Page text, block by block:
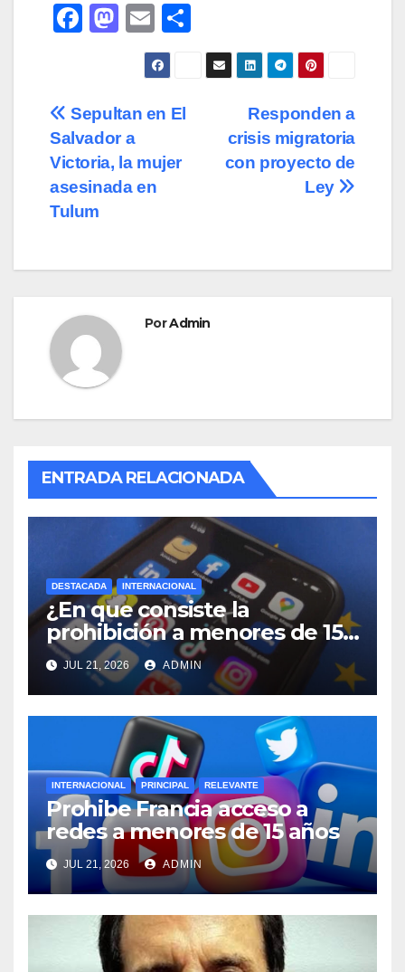
F
e
b
o
o
k
M
o
d
o
n
E
m
ail
o
m
Navegación
de
entradas
Responden a
crisis migratoria
con proyecto de
Ley
Sepultan en El
Salvador a
Victoria, la mujer
asesinada en
Tulum
PorAdmin
ENTRADA RELACIONADA
DESTACADA INTERNACIONAL
¿En que consiste la
prohibición a menores de 15
años acceso a redes sociales
en Francia?
JUL 21, 2026 ADMIN
INTERNACIONAL PRINCIPAL RELEVANTE
Prohibe Francia acceso a
redes a menores de 15 años
JUL 21, 2026 ADMIN